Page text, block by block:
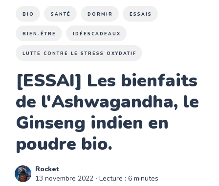
BIO SANTÉ DORMIR ESSAIS
BIEN-ÊTRE IDÉESCADEAUX
LUTTE CONTRE LE STRESS OXYDATIF
[ESSAI] Les bienfaits
de l'Ashwagandha, le
Ginseng indien en
poudre bio.
Rocket
13 novembre 2022 ∙ Lecture : 6 minutes